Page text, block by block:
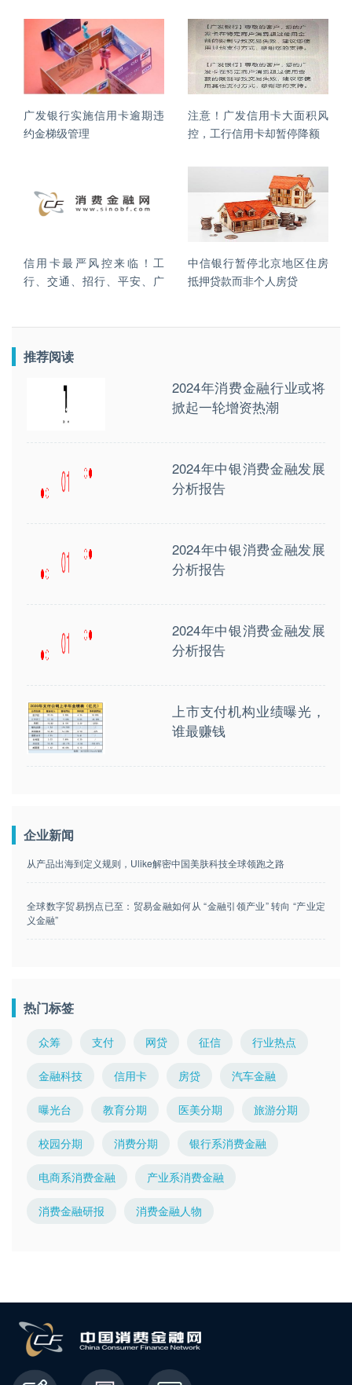
广发银行实施信用卡逾期违
约金梯级管理
注意！广发信用卡大面积风
控，工行信用卡却暂停降额
信用卡最严风控来临！工
行、交通、招行、平安、广
中信银行暂停北京地区住房
抵押贷款而非个人房贷
推荐阅读
2024年消费金融行业或将
掀起一轮增资热潮
2024年中银消费金融发展
分析报告
2024年中银消费金融发展
分析报告
2024年中银消费金融发展
分析报告
上市支付机构业绩曝光，
谁最赚钱
企业新闻
从产品出海到定义规则，Ulike解密中国美肤科技全球领跑之路
全球数字贸易拐点已至：贸易金融如何从 “金融引领产业” 转向 “产业定
义金融”
热门标签
众筹 支付 网贷 征信 行业热点
金融科技 信用卡 房贷 汽车金融
曝光台 教育分期 医美分期 旅游分期
校园分期 消费分期 银行系消费金融
电商系消费金融 产业系消费金融
消费金融研报 消费金融人物